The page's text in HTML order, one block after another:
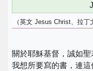
（英文 Jesus Christ、拉丁
關於耶穌基督，誠如
我想所要寫的書，連這